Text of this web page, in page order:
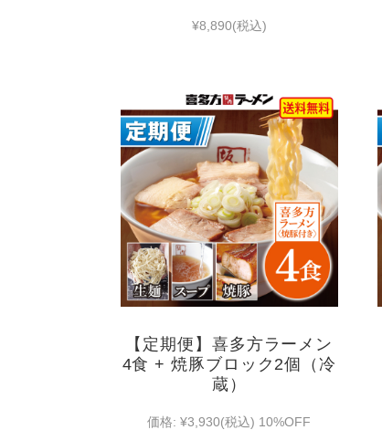
¥8,890(税込)
【定期便】喜多方ラーメン
4食 + 焼豚ブロック2個（冷
蔵）
価格: ¥3,930(税込) 10%OFF